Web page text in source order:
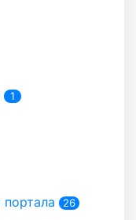
1
26